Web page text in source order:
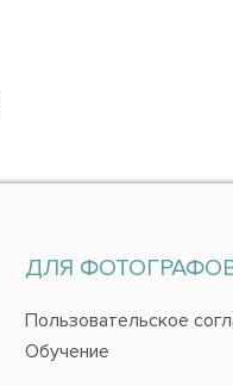
ДЛЯ
Пользовательское
Обучение